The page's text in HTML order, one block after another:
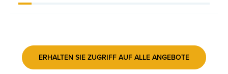
ERHALTEN SIE ZUGRIFF AUF ALLE ANGEBOTE